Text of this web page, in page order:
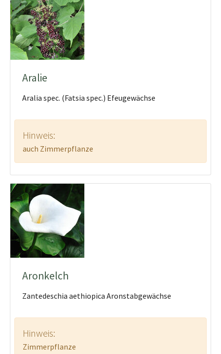
Aralie
Aralia spec. (Fatsia spec.) Efeugewächse
Hinweis:
auch Zimmerpflanze
Aronkelch
Zantedeschia aethiopica Aronstabgewächse
Hinweis:
Zimmerpflanze